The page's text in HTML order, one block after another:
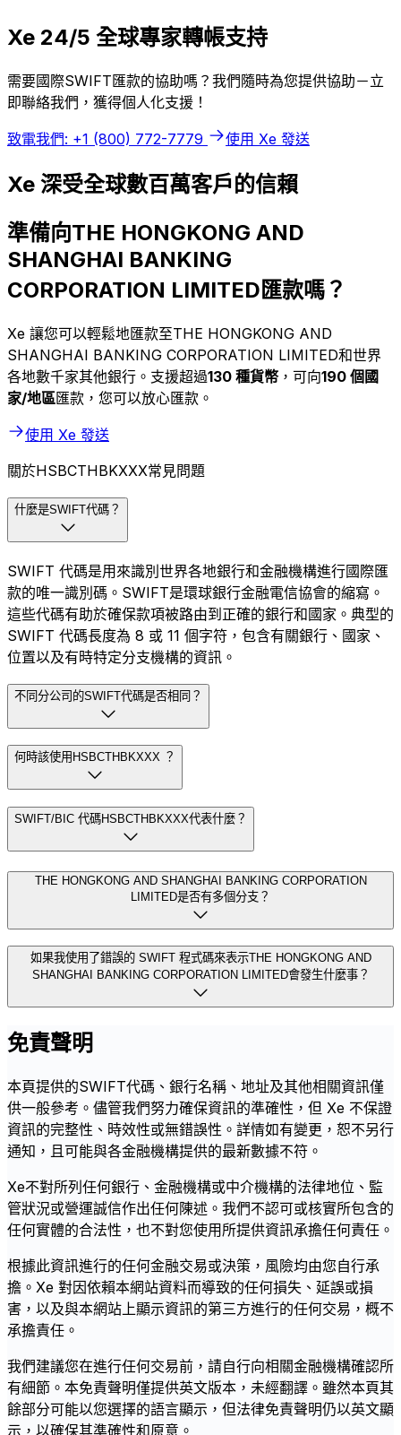
Xe 24/5 全球專家轉帳支持
需要國際SWIFT匯款的協助嗎？我們隨時為您提供協助－立
即聯絡我們，獲得個人化支援！
致電我們: +1 (800) 772-7779 使用 Xe 發送
Xe 深受全球數百萬客戶的信賴
準備向THE HONGKONG AND
SHANGHAI BANKING
CORPORATION LIMITED匯款嗎？
Xe 讓您可以輕鬆地匯款至THE HONGKONG AND
SHANGHAI BANKING CORPORATION LIMITED和世界
各地數千家其他銀行。支援超過130 種貨幣 ，可向190 個國
家/地區匯款，您可以放心匯款。
使用 Xe 發送
關於HSBCTHBKXXX常見問題
什麼是SWIFT代碼？
SWIFT 代碼是用來識別世界各地銀行和金融機構進行國際匯
款的唯一識別碼。SWIFT是環球銀行金融電信協會的縮寫。
這些代碼有助於確保款項被路由到正確的銀行和國家。典型的
SWIFT 代碼長度為 8 或 11 個字符，包含有關銀行、國家、
位置以及有時特定分支機構的資訊。
不同分公司的SWIFT代碼是否相同？
何時該使用HSBCTHBKXXX ？
SWIFT/BIC 代碼HSBCTHBKXXX代表什麼？
THE HONGKONG AND SHANGHAI BANKING CORPORATION
LIMITED是否有多個分支？
如果我使用了錯誤的 SWIFT 程式碼來表示THE HONGKONG AND
SHANGHAI BANKING CORPORATION LIMITED會發生什麼事？
免責聲明
本頁提供的SWIFT代碼、銀行名稱、地址及其他相關資訊僅
供一般參考。儘管我們努力確保資訊的準確性，但 Xe 不保證
資訊的完整性、時效性或無錯誤性。詳情如有變更，恕不另行
通知，且可能與各金融機構提供的最新數據不符。
Xe不對所列任何銀行、金融機構或中介機構的法律地位、監
管狀況或營運誠信作出任何陳述。我們不認可或核實所包含的
任何實體的合法性，也不對您使用所提供資訊承擔任何責任。
根據此資訊進行的任何金融交易或決策，風險均由您自行承
擔。Xe 對因依賴本網站資料而導致的任何損失、延誤或損
害，以及與本網站上顯示資訊的第三方進行的任何交易，概不
承擔責任。
我們建議您在進行任何交易前，請自行向相關金融機構確認所
有細節。本免責聲明僅提供英文版本，未經翻譯。雖然本頁其
餘部分可能以您選擇的語言顯示，但法律免責聲明仍以英文顯
示，以確保其準確性和原意。